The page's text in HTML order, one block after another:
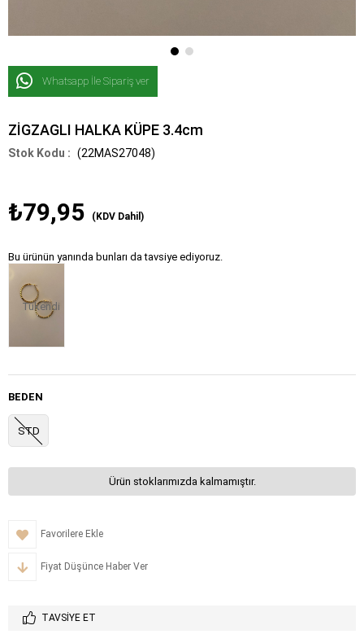
Whatsapp İle Sipariş ver
ZİGZAGLI HALKA KÜPE 3.4cm
(22MAS27048)
₺79,95 (KDV Dahil)
Bu ürünün yanında bunları da tavsiye ediyoruz.
Tükendi
BEDEN
STD
Ürün stoklarımızda kalmamıştır.
Favorilere Ekle
Fiyat Düşünce Haber Ver
TAVSIYE ET